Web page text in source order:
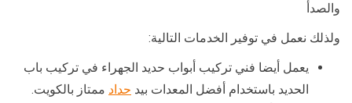
والصدأ
ولذلك نعمل في توفير الخدمات التالية:
يعمل أيضا فني تركيب أبواب حديد الجهراء في تركيب باب
الحديد باستخدام أفضل المعدات بيد حداد ممتاز بالكويت.